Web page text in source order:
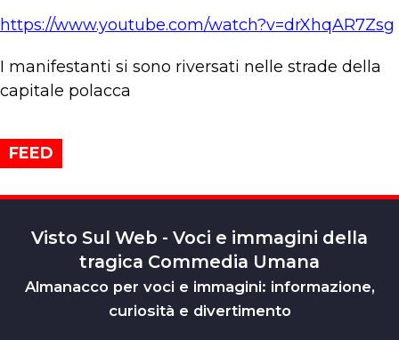
https://www.youtube.com/watch?v=drXhqAR7Zsg
I manifestanti si sono riversati nelle strade della
capitale polacca
FEED
Visto Sul Web - Voci e immagini della
tragica Commedia Umana
Almanacco per voci e immagini: informazione,
curiosità e divertimento